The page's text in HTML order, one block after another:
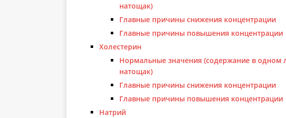
натощак)
Главные причины снижения концентрации
Главные причины повышения концентрации
Холестерин
Нормальные значения (содержание в одном
натощак)
Главные причины снижения концентрации
Главные причины повышения концентрации
Натрий